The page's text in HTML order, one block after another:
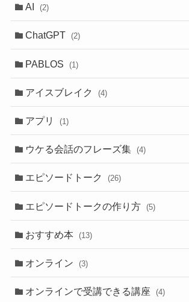
AI (2)
ChatGPT (2)
PABLOS (1)
アイスブレイク (4)
アプリ (1)
ウケる会話のフレーズ集 (4)
エピソードトーク (26)
エピソードトークの作り方 (5)
おすすめ本 (13)
オンライン (3)
オンラインで受講できる講座 (4)